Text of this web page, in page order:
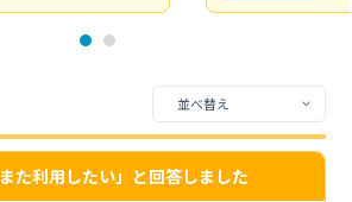
また利用したい」と回答しました